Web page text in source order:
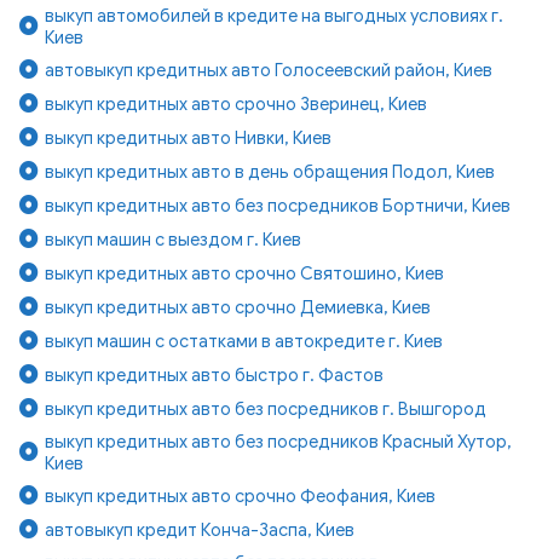
выкуп автомобилей в кредите на выгодных условиях г.
Киев
автовыкуп кредитных авто Голосеевский район, Киев
выкуп кредитных авто срочно Зверинец, Киев
выкуп кредитных авто Нивки, Киев
выкуп кредитных авто в день обращения Подол, Киев
выкуп кредитных авто без посредников Бортничи, Киев
выкуп машин с выездом г. Киев
выкуп кредитных авто срочно Святошино, Киев
выкуп кредитных авто срочно Демиевка, Киев
выкуп машин с остатками в автокредите г. Киев
выкуп кредитных авто быстро г. Фастов
выкуп кредитных авто без посредников г. Вышгород
выкуп кредитных авто без посредников Красный Хутор,
Киев
выкуп кредитных авто срочно Феофания, Киев
автовыкуп кредит Конча-Заспа, Киев